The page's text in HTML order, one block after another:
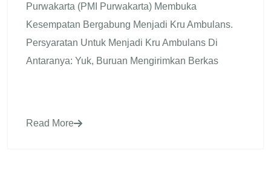
Purwakarta (PMI Purwakarta) Membuka
Kesempatan Bergabung Menjadi Kru Ambulans.
Persyaratan Untuk Menjadi Kru Ambulans Di
Antaranya: Yuk, Buruan Mengirimkan Berkas
Read More